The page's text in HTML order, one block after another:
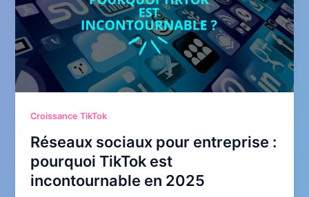
Croissance TikTok
Réseaux sociaux pour entreprise :
pourquoi TikTok est
incontournable en 2025